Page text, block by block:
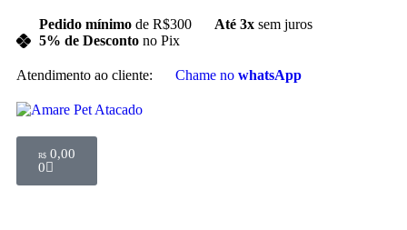
Pedido mínimo de R$300 Até 3x sem juros
5% de Desconto no Pix
Atendimento ao cliente: Chame no whatsApp
R$ 0,00
0